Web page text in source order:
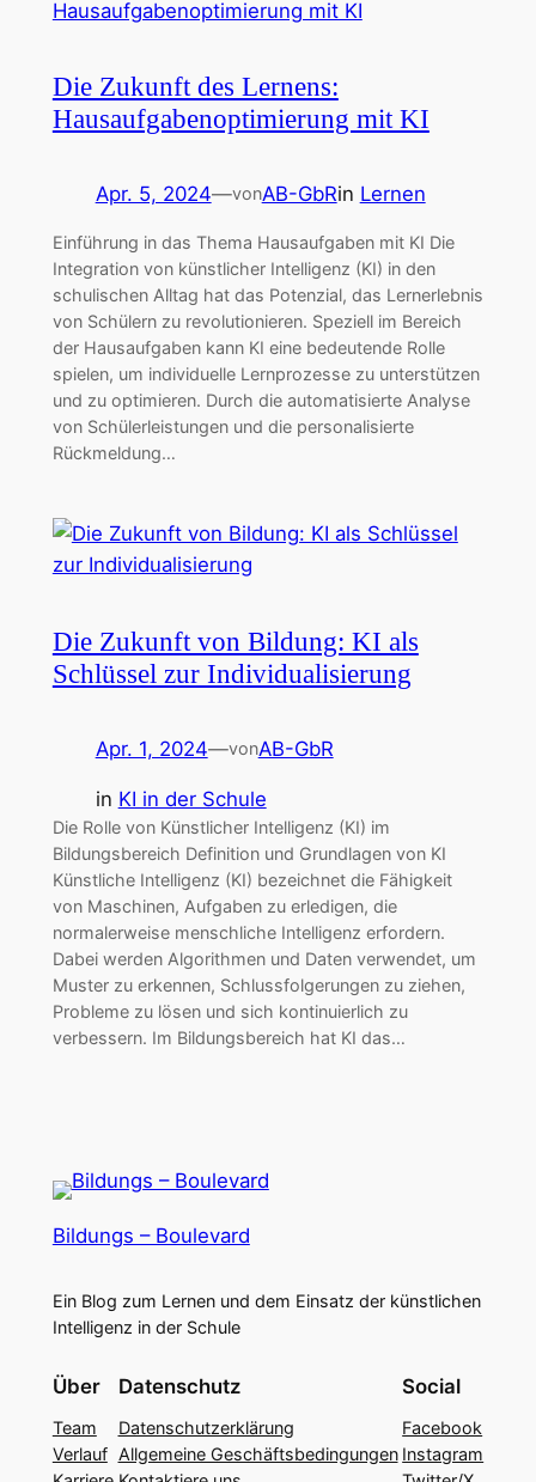
Die Zukunft des Lernens:
Hausaufgabenoptimierung mit KI
Apr. 5, 2024—vonAB-GbRin Lernen
Einführung in das Thema Hausaufgaben mit KI Die
Integration von künstlicher Intelligenz (KI) in den
schulischen Alltag hat das Potenzial, das Lernerlebnis
von Schülern zu revolutionieren. Speziell im Bereich
der Hausaufgaben kann KI eine bedeutende Rolle
spielen, um individuelle Lernprozesse zu unterstützen
und zu optimieren. Durch die automatisierte Analyse
von Schülerleistungen und die personalisierte
Rückmeldung…
Die Zukunft von Bildung: KI als
Schlüssel zur Individualisierung
Apr. 1, 2024—vonAB-GbR
in KI in der Schule
Die Rolle von Künstlicher Intelligenz (KI) im
Bildungsbereich Definition und Grundlagen von KI
Künstliche Intelligenz (KI) bezeichnet die Fähigkeit
von Maschinen, Aufgaben zu erledigen, die
normalerweise menschliche Intelligenz erfordern.
Dabei werden Algorithmen und Daten verwendet, um
Muster zu erkennen, Schlussfolgerungen zu ziehen,
Probleme zu lösen und sich kontinuierlich zu
verbessern. Im Bildungsbereich hat KI das…
Bildungs – Boulevard
Ein Blog zum Lernen und dem Einsatz der künstlichen
Intelligenz in der Schule
Über
Team
Verlauf
Datenschutz
Datenschutzerklärung
Allgemeine Geschäftsbedingungen
Social
Facebook
Instagram